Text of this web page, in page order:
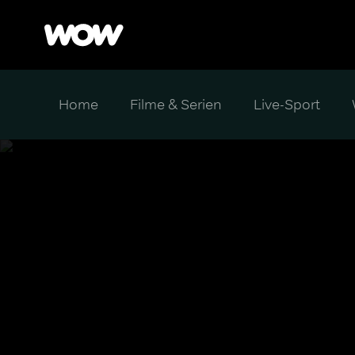
Home Filme & Serien Live-Sport